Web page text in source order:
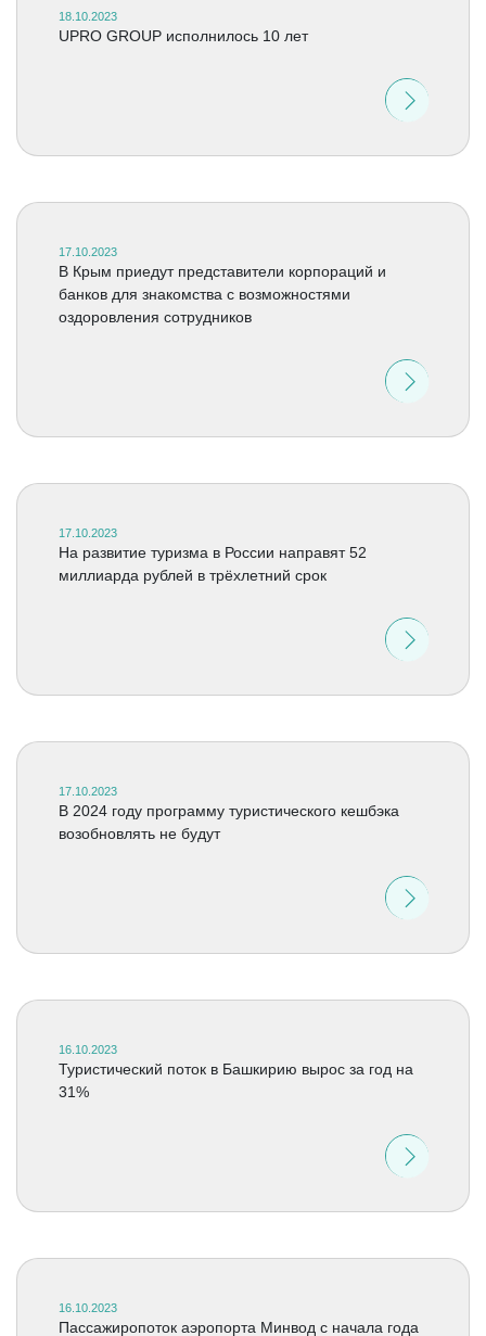
18.10.2023
UPRO GROUP исполнилось 10 лет
17.10.2023
В Крым приедут представители корпораций и
банков для знакомства с возможностями
оздоровления сотрудников
17.10.2023
На развитие туризма в России направят 52
миллиарда рублей в трёхлетний срок
17.10.2023
В 2024 году программу туристического кешбэка
возобновлять не будут
16.10.2023
Туристический поток в Башкирию вырос за год на
31%
16.10.2023
Пассажиропоток аэропорта Минвод с начала года